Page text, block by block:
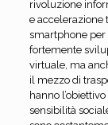
rivoluzione
e
smartphone per
fortemente
virtuale, ma
il mezzo di
hanno
sensibilità